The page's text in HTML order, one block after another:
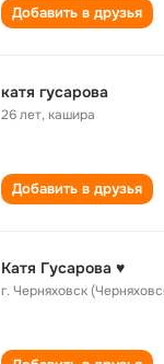
Добавить в друзья
катя гусарова
26 лет,кашира
Добавить в друзья
Катя Гусарова ♥
г. Черняховск